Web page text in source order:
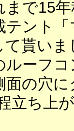
で15
テント
て貰いま
ルーフ
面の穴
立ち上